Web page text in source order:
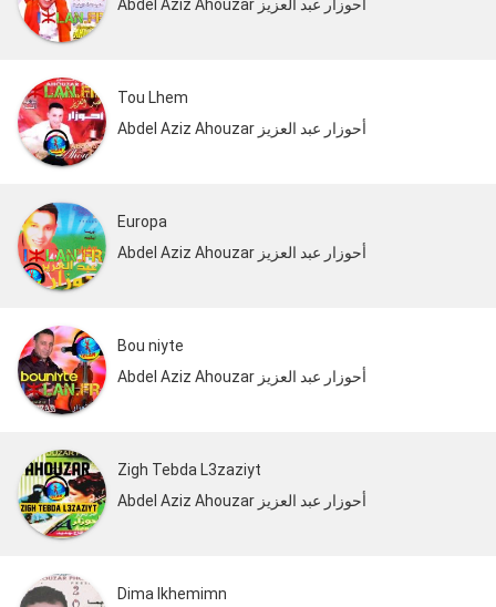
Abdel Aziz Ahouzar أحوزار عبد العزيز
Tou Lhem
Abdel Aziz Ahouzar أحوزار عبد العزيز
Europa
Abdel Aziz Ahouzar أحوزار عبد العزيز
Bou niyte
Abdel Aziz Ahouzar أحوزار عبد العزيز
Zigh Tebda L3zaziyt
Abdel Aziz Ahouzar أحوزار عبد العزيز
Dima Ikhemimn